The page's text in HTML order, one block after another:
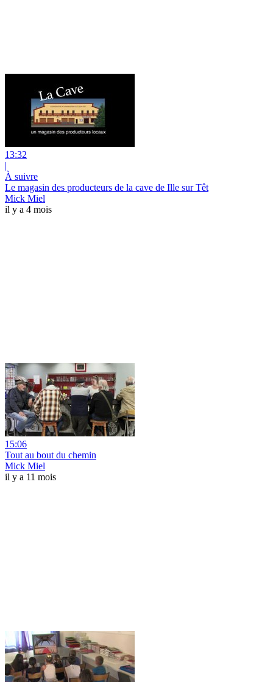
13:32
|
À suivre
Le magasin des producteurs de la cave de Ille sur Têt
Mick Miel
il y a 4 mois
15:06
Tout au bout du chemin
Mick Miel
il y a 11 mois